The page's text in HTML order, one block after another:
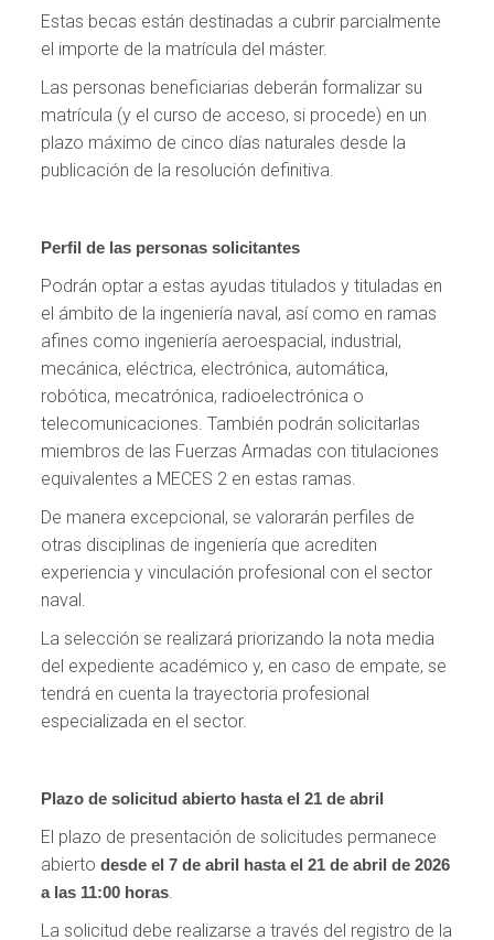
Estas becas están destinadas a cubrir parcialmente
el importe de la matrícula del máster.
Las personas beneficiarias deberán formalizar su
matrícula (y el curso de acceso, si procede) en un
plazo máximo de cinco días naturales desde la
publicación de la resolución definitiva.
Perfil de las personas solicitantes
Podrán optar a estas ayudas titulados y tituladas en
el ámbito de la ingeniería naval, así como en ramas
afines como ingeniería aeroespacial, industrial,
mecánica, eléctrica, electrónica, automática,
robótica, mecatrónica, radioelectrónica o
telecomunicaciones. También podrán solicitarlas
miembros de las Fuerzas Armadas con titulaciones
equivalentes a MECES 2 en estas ramas.
De manera excepcional, se valorarán perfiles de
otras disciplinas de ingeniería que acrediten
experiencia y vinculación profesional con el sector
naval.
La selección se realizará priorizando la nota media
del expediente académico y, en caso de empate, se
tendrá en cuenta la trayectoria profesional
especializada en el sector.
Plazo de solicitud abierto hasta el 21 de abril
El plazo de presentación de solicitudes permanece
abiertodesde el 7 de abril hasta el 21 de abril de 2026
a las 11:00 horas
La solicitud debe realizarse a través del registro de la